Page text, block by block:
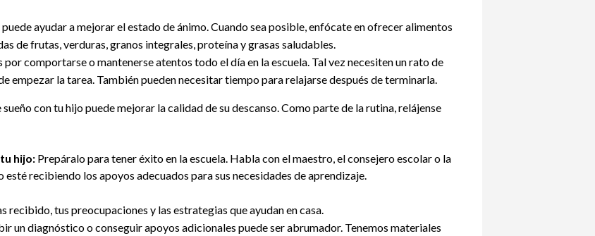
ayudar a mejorar el estado de ánimo. Cuando sea posible, enfócate en ofrecer alimentos
de frutas, verduras, granos integrales, proteína y grasas saludables.
comportarse o mantenerse atentos todo el día en la escuela. Tal vez necesiten un rato de
empezar la tarea. También pueden necesitar tiempo para relajarse después de terminarla.
con tu hijo puede mejorar la calidad de su descanso. Como parte de la rutina, relájense
hijo: Prepáralo para tener éxito en la escuela. Habla con el maestro, el consejero escolar o la
recibiendo los apoyos adecuados para sus necesidades de aprendizaje.
tus preocupaciones y las estrategias que ayudan en casa.
un diagnóstico o conseguir apoyos adicionales puede ser abrumador. Tenemos materiales